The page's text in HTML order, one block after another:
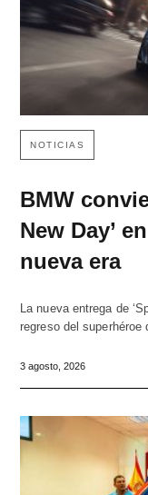
NOTICIAS
BMW
New Day’
nueva era
La nueva entrega de
regreso del
3 agosto, 2026